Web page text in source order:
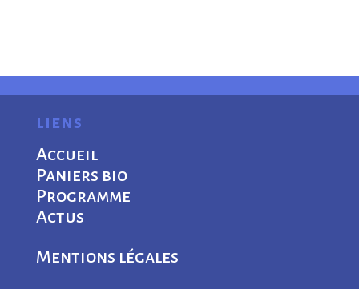
liens
Accueil
Paniers bio
Programme
Actus
Mentions légales